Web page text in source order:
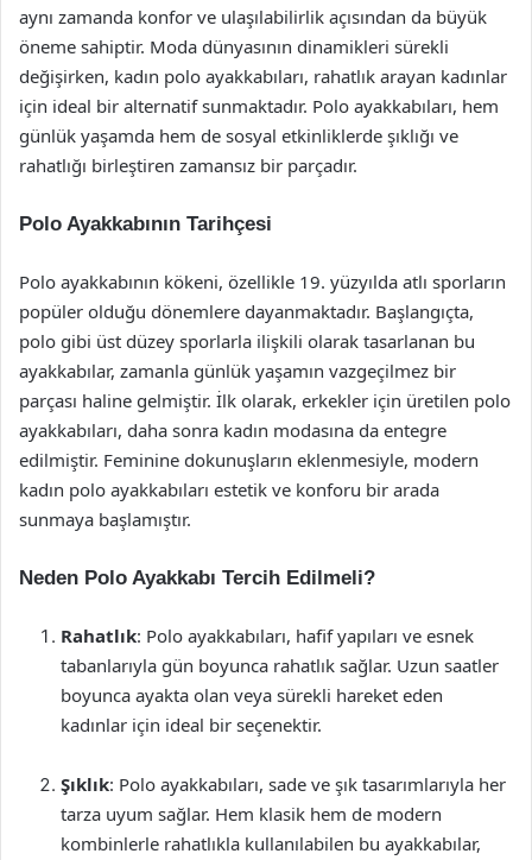
aynı zamanda konfor ve ulaşılabilirlik açısından da büyük
öneme sahiptir. Moda dünyasının dinamikleri sürekli
değişirken, kadın polo ayakkabıları, rahatlık arayan kadınlar
için ideal bir alternatif sunmaktadır. Polo ayakkabıları, hem
günlük yaşamda hem de sosyal etkinliklerde şıklığı ve
rahatlığı birleştiren zamansız bir parçadır.
Polo Ayakkabının Tarihçesi
Polo ayakkabının kökeni, özellikle 19. yüzyılda atlı sporların
popüler olduğu dönemlere dayanmaktadır. Başlangıçta,
polo gibi üst düzey sporlarla ilişkili olarak tasarlanan bu
ayakkabılar, zamanla günlük yaşamın vazgeçilmez bir
parçası haline gelmiştir. İlk olarak, erkekler için üretilen polo
ayakkabıları, daha sonra kadın modasına da entegre
edilmiştir. Feminine dokunuşların eklenmesiyle, modern
kadın polo ayakkabıları estetik ve konforu bir arada
sunmaya başlamıştır.
Neden Polo Ayakkabı Tercih Edilmeli?
Rahatlık: Polo ayakkabıları, hafif yapıları ve esnek
tabanlarıyla gün boyunca rahatlık sağlar. Uzun saatler
boyunca ayakta olan veya sürekli hareket eden
kadınlar için ideal bir seçenektir.
Şıklık: Polo ayakkabıları, sade ve şık tasarımlarıyla her
tarza uyum sağlar. Hem klasik hem de modern
kombinlerle rahatlıkla kullanılabilen bu ayakkabılar,